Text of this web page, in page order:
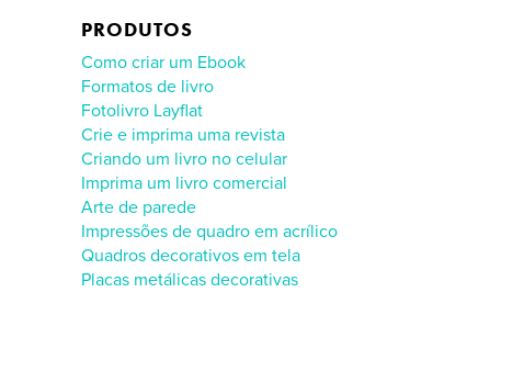
PRODUTOS
Como criar um Ebook
Formatos de livro
Fotolivro Layflat
Crie e imprima uma revista
Criando um livro no celular
Imprima um livro comercial
Arte de parede
Impressões de quadro em acrílico
Quadros decorativos em tela
Placas metálicas decorativas